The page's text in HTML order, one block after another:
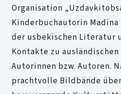
Organisation
Kinderbuchautorin
der usbekischen Literatur
Kontakte zu ausländischen
Autorinnen bzw. Autoren.
prachtvolle Bildbände